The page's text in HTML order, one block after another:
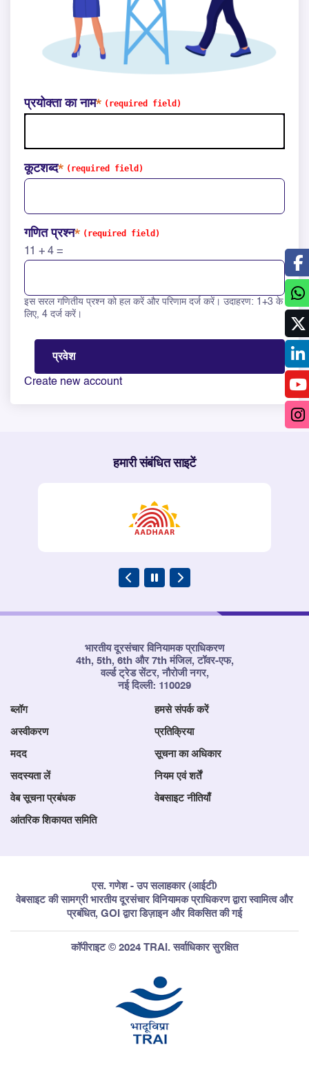
प्रयोक्ता का नाम
कूटशब्द
गणित प्रश्न
11 + 4 =
Solve this math question: 11 + 4 =
इस सरल गणितीय प्रश्न को हल करें और परिणाम दर्ज करें। उदाहरण: 1+3 के
लिए, 4 दर्ज करें।
Create new account
हमारी संबंधित साइटें
भारतीय दूरसंचार विनियामक प्राधिकरण
4th, 5th, 6th और 7th मंजिल, टॉवर-एफ,
वर्ल्ड ट्रेड सेंटर, नौरोजी नगर,
नई दिल्ली: 110029
ब्लॉग हमसे संपर्क करें
अस्वीकरण प्रतिक्रिया
मदद सूचना का अधिकार
सदस्यता लें नियम एवं शर्तें
वेब सूचना प्रबंधक वेबसाइट नीतियाँ
आंतरिक शिकायत समिति
एस. गणेश - उप सलाहकार (आईटी)
वेबसाइट की सामग्री भारतीय दूरसंचार विनियामक प्राधिकरण द्वारा स्वामित्व और
प्रबंधित, GOI द्वारा डिज़ाइन और विकसित की गई
कॉपीराइट © 2024 TRAI. सर्वाधिकार सुरक्षित